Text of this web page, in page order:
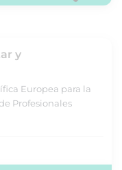
y
Europea para la
Profesionales